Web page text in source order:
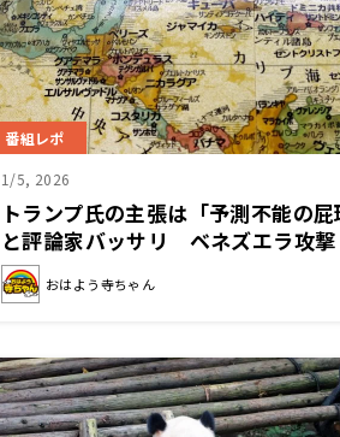
番組レポ
1/5, 2026
トランプ氏の主張は「予測不能の屁
と評論家バッサリ ベネズエラ攻撃
おはよう寺ちゃん